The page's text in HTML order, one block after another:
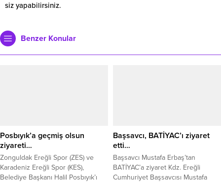
siz yapabilirsiniz.
Benzer Konular
Posbıyık’a geçmiş olsun
ziyareti…
Zonguldak Ereğli Spor (ZES) ve
Karadeniz Ereğli Spor (KES),
Belediye Başkanı Halil Posbıyık’ı
Başsavcı, BATİYAC’ı ziyaret
etti…
Başsavcı Mustafa Erbaş’tan
BATİYAC’a ziyaret Kdz. Ereğli
Cumhuriyet Başsavcısı Mustafa